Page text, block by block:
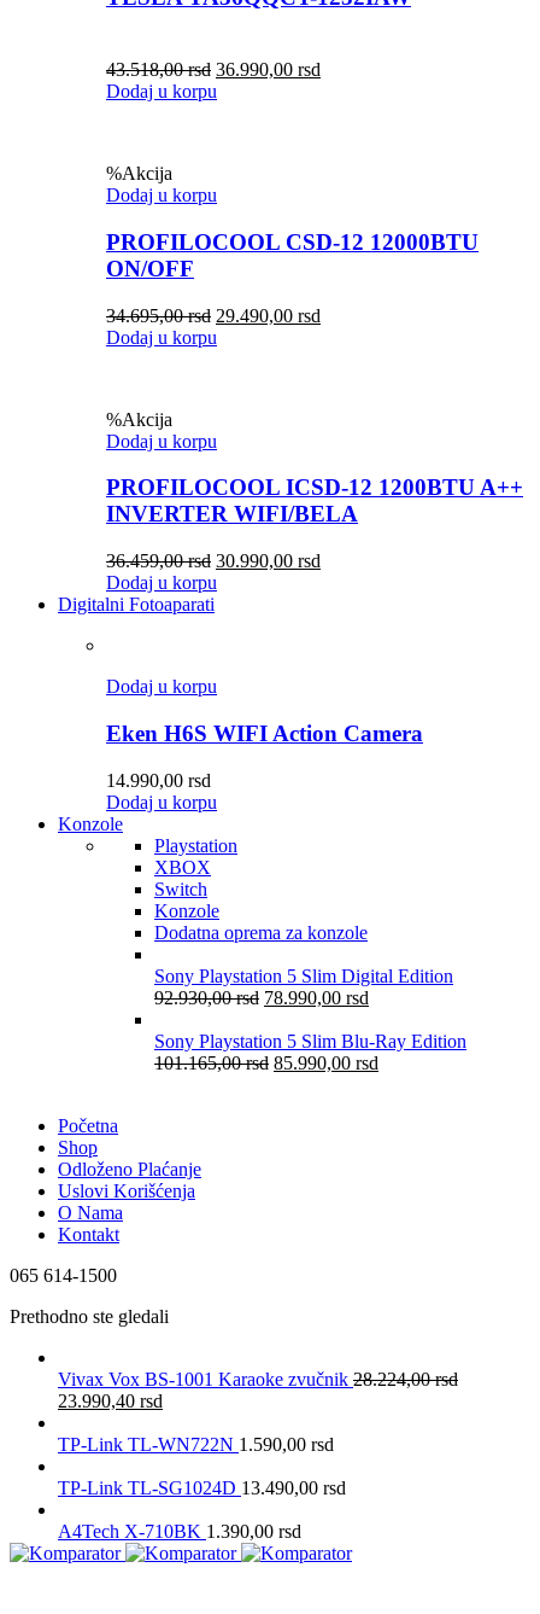
43.518,00rsd 36.990,00 rsd
Dodaj u korpu
%Akcija
Dodaj u korpu
PROFILOCOOL CSD-12 12000BTU
ON/OFF
34.695,00rsd 29.490,00 rsd
Dodaj u korpu
%Akcija
Dodaj u korpu
PROFILOCOOL ICSD-12 1200BTU A++
INVERTER WIFI/BELA
36.459,00rsd 30.990,00 rsd
Dodaj u korpu
Digitalni Fotoaparati
Dodaj u korpu
Eken H6S WIFI Action Camera
14.990,00 rsd
Dodaj u korpu
Konzole
Playstation
XBOX
Switch
Konzole
Dodatna oprema za konzole
Sony Playstation 5 Slim Digital Edition
92.930,00rsd 78.990,00 rsd
Sony Playstation 5 Slim Blu-Ray Edition
101.165,00rsd 85.990,00 rsd
Početna
Shop
Odloženo Plaćanje
Uslovi Korišćenja
O Nama
Kontakt
065 614-1500
Prethodno ste gledali
Vivax Vox BS-1001 Karaoke zvučnik 28.224,00rsd
23.990,40 rsd
TP-Link TL-WN722N 1.590,00 rsd
TP-Link TL-SG1024D 13.490,00 rsd
A4Tech X-710BK 1.390,00 rsd